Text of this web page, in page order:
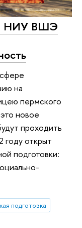
НИУ ВШЭ
на
пермского
новое
проходить
году открыт
подготовки:
подготовка